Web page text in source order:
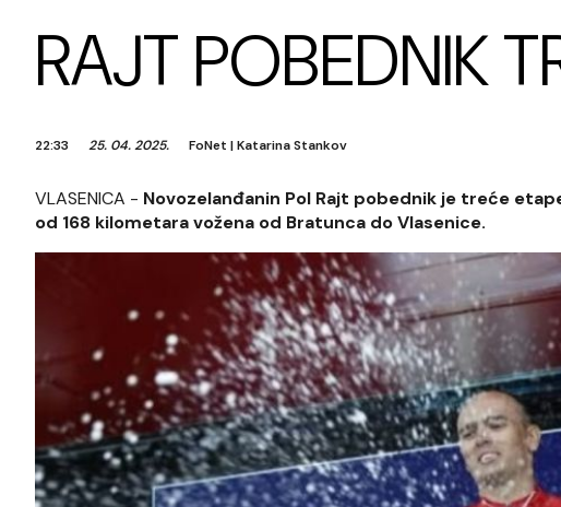
RAJT POBEDNIK
22:33 25. 04. 2025. FoNet |Katarina Stankov
VLASENICA - Novozelanđanin Pol Rajt pobednik je treće
od 168 kilometara vožena od Bratunca do Vlasenice.